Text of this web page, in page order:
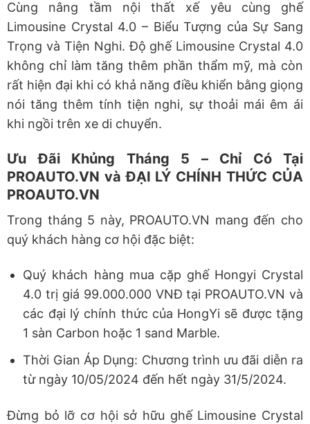
Cùng nâng tầm nội thất xế yêu cùng ghế
Limousine Crystal 4.0 – Biểu Tượng của Sự Sang
Trọng và Tiện Nghi. Độ ghế Limousine Crystal 4.0
không chỉ làm tăng thêm phần thẩm mỹ, mà còn
rất hiện đại khi có khả năng điều khiển bằng giọng
nói tăng thêm tính tiện nghi, sự thoải mái êm ái
khi ngồi trên xe di chuyển.
Ưu Đãi Khủng Tháng 5 – Chỉ Có Tại
PROAUTO.VN và ĐẠI LÝ CHÍNH THỨC CỦA
PROAUTO.VN
Trong tháng 5 này, PROAUTO.VN mang đến cho
quý khách hàng cơ hội đặc biệt:
Quý khách hàng mua cặp ghế Hongyi Crystal
4.0 trị giá 99.000.000 VNĐ tại PROAUTO.VN và
các đại lý chính thức của HongYi sẽ được tặng
1 sàn Carbon hoặc 1 sand Marble.
Thời Gian Áp Dụng: Chương trình ưu đãi diễn ra
từ ngày 10/05/2024 đến hết ngày 31/5/2024.
Đừng bỏ lỡ cơ hội sở hữu ghế Limousine Crystal